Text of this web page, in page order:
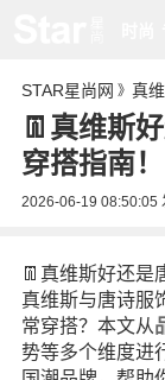
STAR星尚网 》 真
👖真维斯
穿搭指南！
2026-06-19 08:50:05
👖真维斯好还是
真维斯与唐诗服
常穿搭？本文从
势等多个维度进